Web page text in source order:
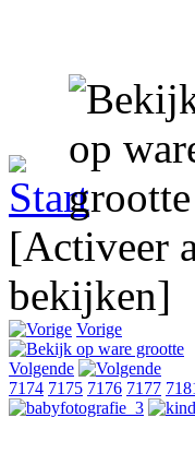
[Activeer
bekijken]
Vorige
Volgende
7174 7175 7176 7177